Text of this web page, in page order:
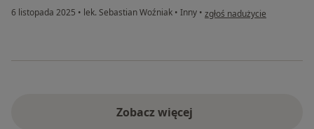
6 listopada 2025 • lek. Sebastian Woźniak • Inny • w opinii użytkownika Anna
zgłoś nadużycie
Zobacz więcej